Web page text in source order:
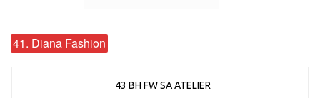
41. Diana Fashion
43 BH FW SA ATELIER